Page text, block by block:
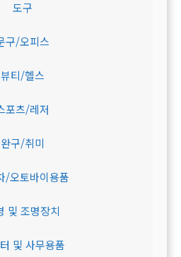
도구
구/오피스
뷰티/헬스
포츠/레저
완구/취미
/오토바이용품
및 조명장치
및 사무용품